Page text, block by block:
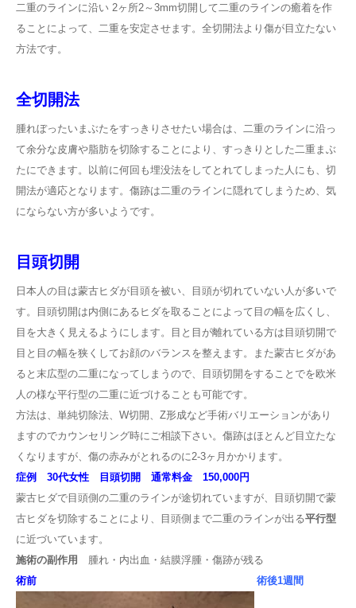
二重のラインに沿い 2ヶ所2～3mm切開して二重のラインの癒着を作
ることによって、二重を安定させます。全切開法より傷が目立たない
方法です。
全切開法
腫れぼったいまぶたをすっきりさせたい場合は、二重のラインに沿っ
て余分な皮膚や脂肪を切除することにより、すっきりとした二重まぶ
たにできます。以前に何回も埋没法をしてとれてしまった人にも、切
開法が適応となります。傷跡は二重のラインに隠れてしまうため、気
にならない方が多いようです。
目頭切開
日本人の目は蒙古ヒダが目頭を被い、目頭が切れていない人が多いで
す。目頭切開は内側にあるヒダを取ることによって目の幅を広くし、
目を大きく見えるようにします。目と目が離れている方は目頭切開で
目と目の幅を狭くしてお顔のバランスを整えます。また蒙古ヒダがあ
ると末広型の二重になってしまうので、目頭切開をすることでを欧米
人の様な平行型の二重に近づけることも可能です。
方法は、単純切除法、W切開、Z形成など手術バリエーションがあり
ますのでカウンセリング時にご相談下さい。傷跡はほとんど目立たな
くなりますが、傷の赤みがとれるのに2-3ヶ月かかります。
症例 30代女性 目頭切開 通常料金 150,000円
蒙古ヒダで目頭側の二重のラインが途切れていますが、目頭切開で蒙
古ヒダを切除することにより、目頭側まで二重のラインが出る平行型
に近づいています。
施術の副作用 腫れ・内出血・結膜浮腫・傷跡が残る
術前
術後1週間